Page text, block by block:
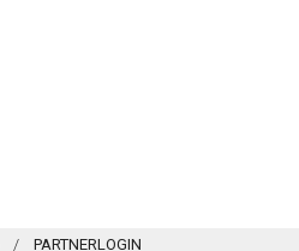
PARTNERLOGIN